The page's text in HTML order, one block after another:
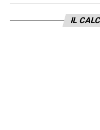
grandissimo
non è contento. Il
IL